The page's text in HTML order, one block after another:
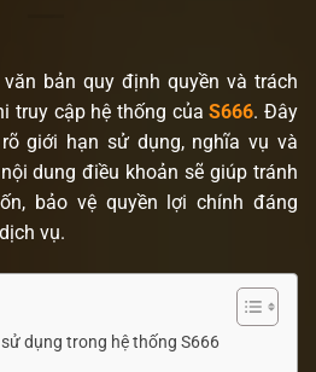
văn bản quy định quyền và trách
truy cập hệ thống củaS666. Đây
giới hạn sử dụng, nghĩa vụ và
dung điều khoản sẽ giúp tránh
bảo vệ quyền lợi chính đáng
vụ.
dụng trong hệ thống S666